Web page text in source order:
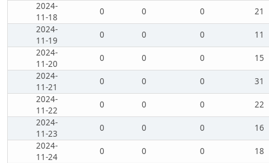
2024-
11-18
0 0 0
21
2024-
11-19
0 0 0
11
2024-
11-20
0 0 0
15
2024-
11-21
0 0 0
31
2024-
11-22
0 0 0
22
2024-
11-23
0 0 0
16
2024-
11-24
0 0 0
18